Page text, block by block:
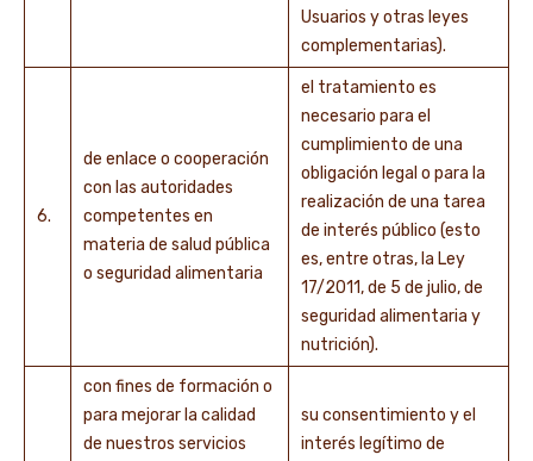
Usuarios y otras leyes
complementarias).
6.
de enlace o cooperación
con las autoridades
competentes en
materia de salud pública
o seguridad alimentaria
el tratamiento es
necesario para el
cumplimiento de una
obligación legal o para la
realización de una tarea
de interés público (esto
es, entre otras, la Ley
17/2011, de 5 de julio, de
seguridad alimentaria y
nutrición).
con fines de formación o
para mejorar la calidad
de nuestros servicios
su consentimiento y el
interés legítimo de